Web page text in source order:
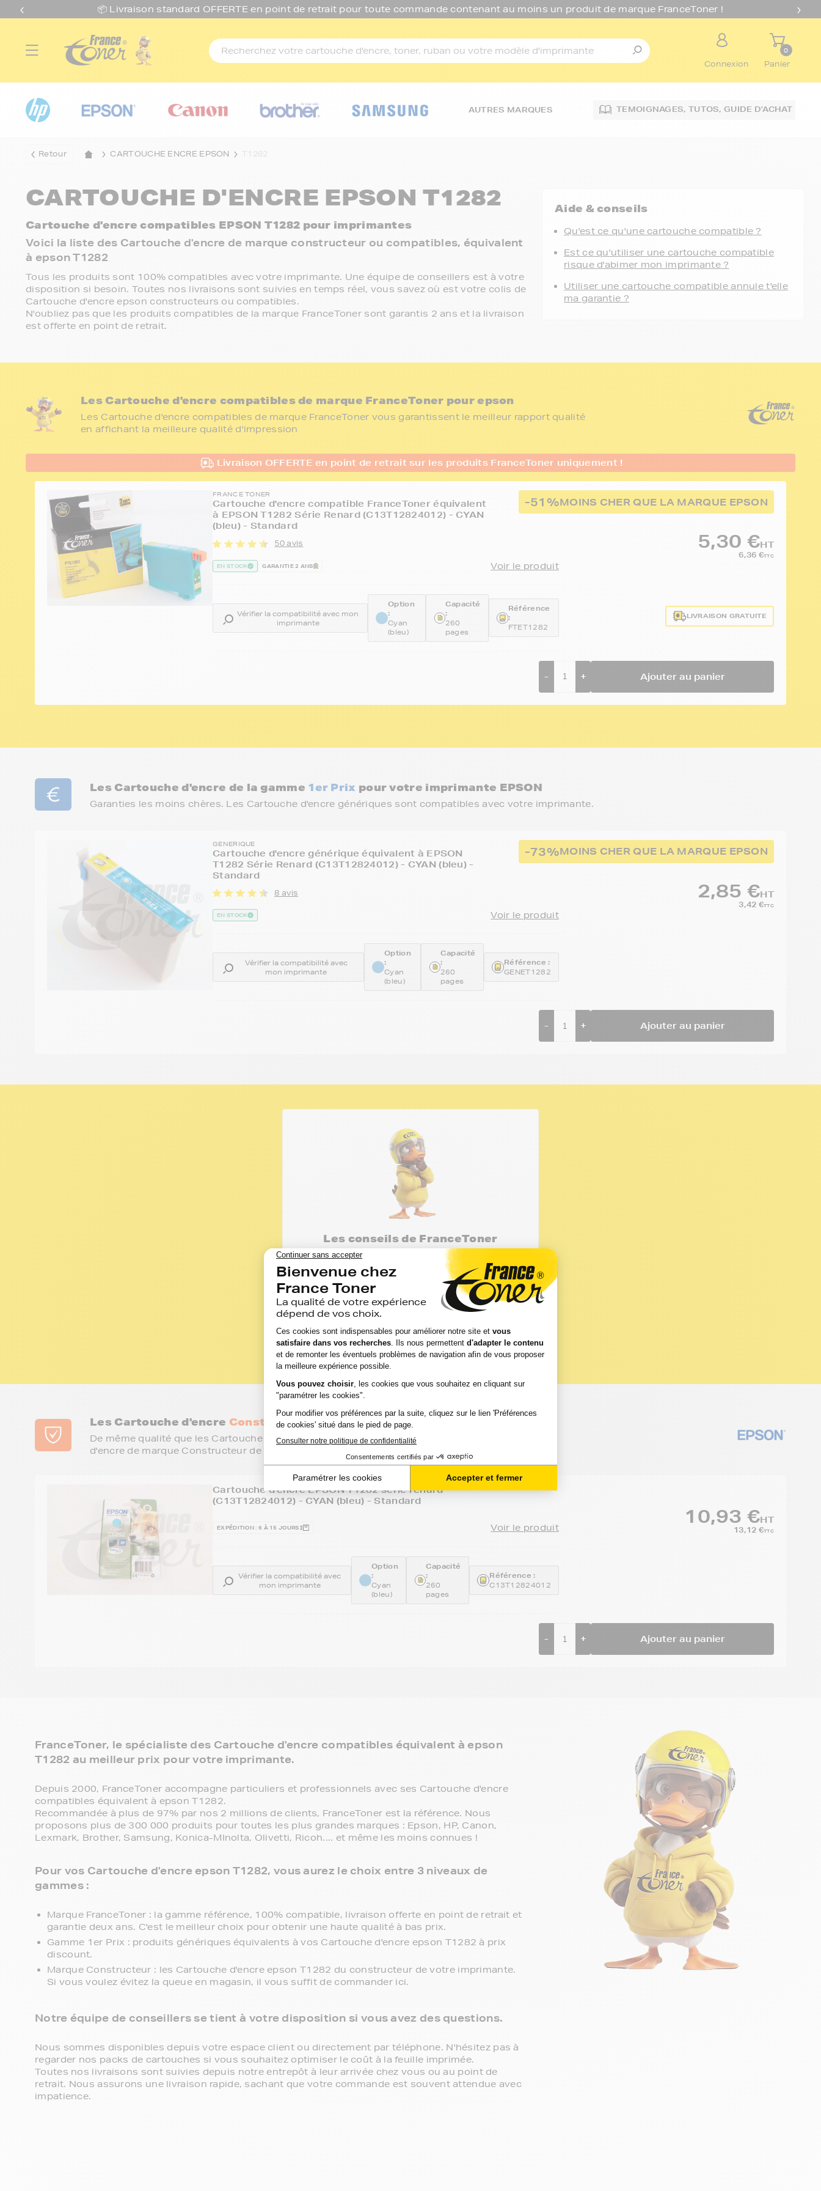
📦 Livraison standard OFFERTE en point de retrait pour toute commande contenant au moins un produit de marque FranceToner !
Connexion
0
Panier
AUTRES MARQUES TEMOIGNAGES, TUTOS,GUIDE D'ACHAT
Retour CARTOUCHE ENCRE EPSON T1282
CARTOUCHE D'ENCRE EPSON T1282
Cartouche d'encre compatibles EPSON T1282 pour imprimantes
Voici la liste des Cartouche d'encre de marque constructeur ou compatibles, équivalent
à epson T1282
Tous les produits sont 100% compatibles avec votre imprimante. Une équipe de conseillers est à votre
disposition si besoin. Toutes nos livraisons sont suivies en temps réel, vous savez où est votre colis de
Cartouche d'encre epson constructeurs ou compatibles.
N'oubliez pas que les produits compatibles de la marque FranceToner sont garantis 2 ans et la livraison
est offerte en point de retrait.
Aide & conseils
Qu'est ce qu'une cartouche compatible ?
Est ce qu'utiliser une cartouche compatible
risque d'abimer mon imprimante ?
Utiliser une cartouche compatible annule t'elle
ma garantie ?
Les Cartouche d'encre compatibles de marque FranceToner pour epson
Les Cartouche d'encre compatibles de marque FranceToner vous garantissent le meilleur rapport qualité
en affichant la meilleure qualité d'impression
Livraison OFFERTE en point de retrait sur les produits FranceToner uniquement !
-51%MOINS CHER QUE LA MARQUE EPSON
FRANCE TONER
Cartouche d'encre compatible FranceToner équivalent
à EPSON T1282 Série Renard (C13T12824012) - CYAN
(bleu) - Standard
50 avis
EN STOCK GARANTIE 2 ANS Voir le produit
Vérifier la compatibilité avec mon
imprimante
Option
:
Cyan
(bleu)
Capacité
:
260
pages
Référence
:
FTET1282
5,30 €HT
6,36 €TTC
LIVRAISON GRATUITE
- + Ajouter au panier
Les Cartouche d'encre de la gamme 1er Prix pour votre imprimante EPSON
Garanties les moins chères. Les Cartouche d'encre génériques sont compatibles avec votre imprimante.
-73%MOINS CHER QUE LA MARQUE EPSON
GENERIQUE
Cartouche d'encre générique équivalent à EPSON
T1282 Série Renard (C13T12824012) - CYAN (bleu) -
Standard
8 avis
EN STOCK Voir le produit
Vérifier la compatibilité avec
mon imprimante
Option
:
Cyan
(bleu)
Capacité
:
260
pages
Référence :
GENET1282
2,85 €HT
3,42 €TTC
- + Ajouter au panier
Les conseils de FranceToner
Vous pourriez économiser jusqu'à -50% avec
les cartouches, rubans et accessoires
compatibles France Toner. En savoir plus sur
les compatibles
J'en profite
Les Cartouche d'encre Constructeurpour votre imprimante EPSON
De même qualité que les Cartouche d'encre de la marque FranceToner, retrouvez les Cartouche
d'encre de marque Constructeur de votre imprimante.
Cartouche d'encre EPSON T1282 série renard
(C13T12824012) - CYAN (bleu) - Standard
EXPÉDITION : 6 À 15 JOURS Voir le produit
Vérifier la compatibilité avec
mon imprimante
Option
:
Cyan
(bleu)
Capacité
:
260
pages
Référence :
C13T12824012
10,93 €HT
13,12 €TTC
- + Ajouter au panier
FranceToner, le spécialiste des Cartouche d'encre compatibles équivalent à epson
T1282 au meilleur prix pour votre imprimante.
Depuis 2000, FranceToner accompagne particuliers et professionnels avec ses Cartouche d'encre
compatibles équivalent à epson T1282.
Recommandée à plus de 97% par nos 2 millions de clients, FranceToner est la référence. Nous
proposons plus de 300 000 produits pour toutes les plus grandes marques : Epson, HP, Canon,
Lexmark, Brother, Samsung, Konica-MInolta, Olivetti, Ricoh.... et même les moins connues !
Pour vos Cartouche d'encre epson T1282, vous aurez le choix entre 3 niveaux de
gammes :
Marque FranceToner : la gamme référence, 100% compatible, livraison offerte en point de retrait et
garantie deux ans. C'est le meilleur choix pour obtenir une haute qualité à bas prix.
Gamme 1er Prix : produits génériques équivalents à vos Cartouche d'encre epson T1282 à prix
discount.
Marque Constructeur : les Cartouche d'encre epson T1282 du constructeur de votre imprimante.
Si vous voulez évitez la queue en magasin, il vous suffit de commander ici.
Notre équipe de conseillers se tient à votre disposition si vous avez des questions.
Nous sommes disponibles depuis votre espace client ou directement par téléphone. N'hésitez pas à
regarder nos packs de cartouches si vous souhaitez optimiser le coût à la feuille imprimée.
Toutes nos livraisons sont suivies depuis notre entrepôt à leur arrivée chez vous ou au point de
retrait. Nous assurons une livraison rapide, sachant que votre commande est souvent attendue avec
impatience.